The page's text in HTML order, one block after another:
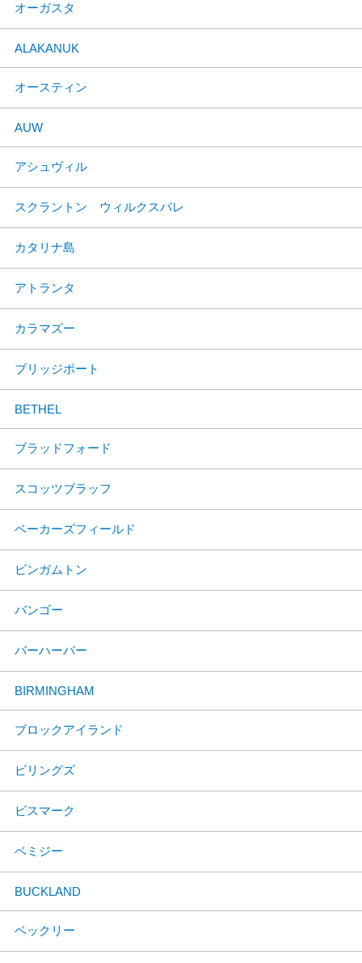
オーガスタ
ALAKANUK
オースティン
AUW
アシュヴィル
スクラントン ウィルクスバレ
カタリナ島
アトランタ
カラマズー
ブリッジポート
BETHEL
ブラッドフォード
スコッツブラッフ
ベーカーズフィールド
ビンガムトン
バンゴー
バーハーバー
BIRMINGHAM
ブロックアイランド
ビリングズ
ビスマーク
ベミジー
BUCKLAND
ベックリー